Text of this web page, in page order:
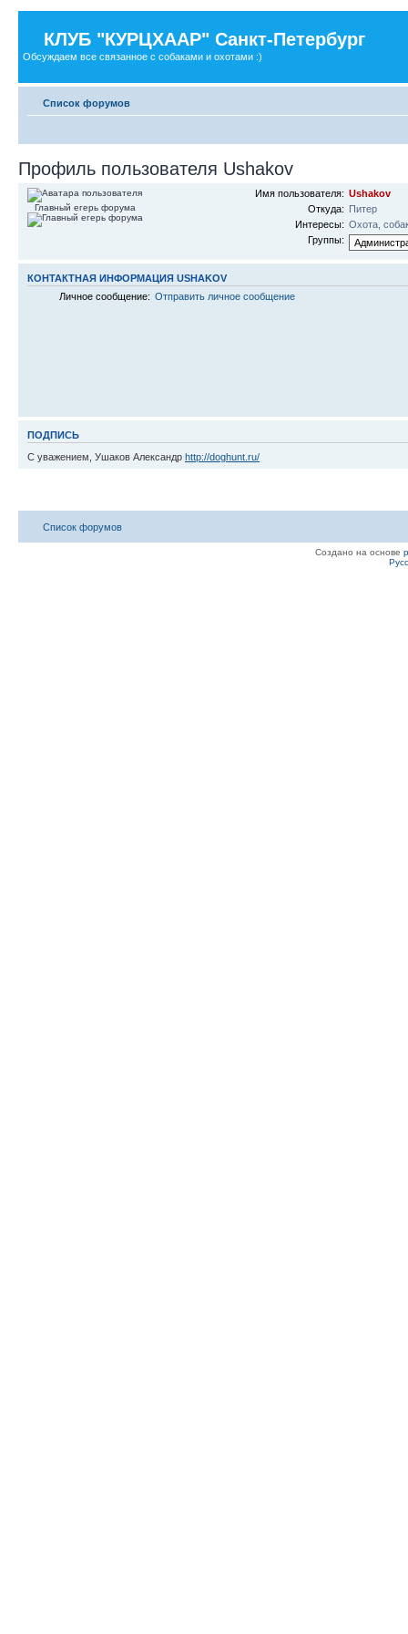
КЛУБ "КУРЦХААР" Санкт-Петербург
Обсуждаем все связанное с собаками и охотами :)
Список форумов
Профиль пользователя Ushakov
Главный егерь форума
Имя пользователя: Ushakov
Откуда: Питер
Интересы: Охота,
Группы:
КОНТАКТНАЯ ИНФОРМАЦИЯ USHAKOV
Личное сообщение: Отправить личное сообщение
ПОДПИСЬ
С уважением, Ушаков Александр http://doghunt.ru/
Список форумов
Создано на основе